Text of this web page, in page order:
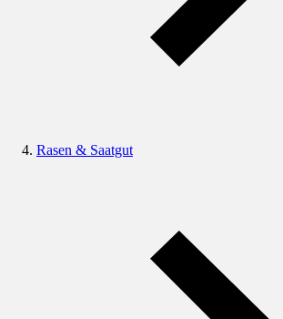
Rasen & Saatgut